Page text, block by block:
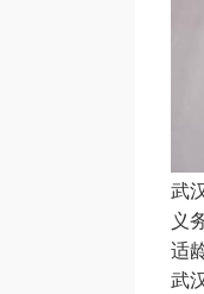
武
义
适
武